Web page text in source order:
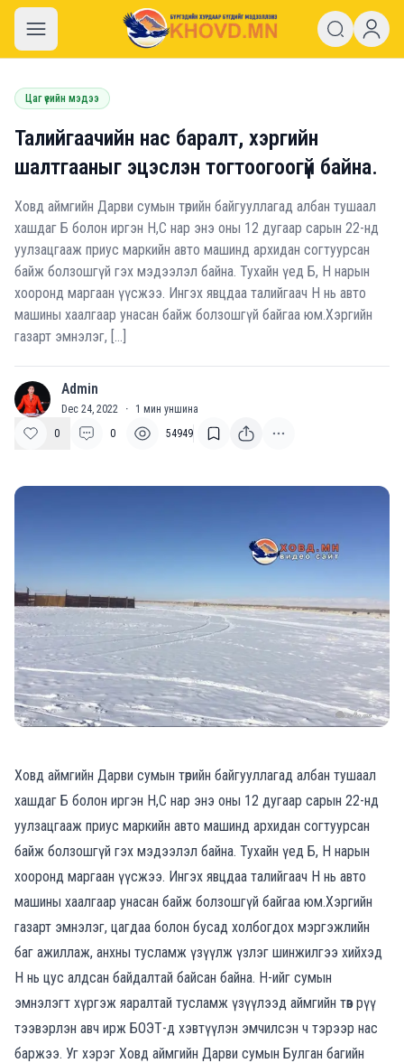
khovd.mn
Цаг үеийн мэдээ
Талийгаачийн нас баралт, хэргийн
шалтгааныг эцэслэн тогтоогоогүй байна.
Ховд аймгийн Дарви сумын төрийн байгууллагад албан тушаал
хашдаг Б болон иргэн Н,С нар энэ оны 12 дугаар сарын 22-нд
уулзацгааж приус маркийн авто машинд архидан согтуурсан
байж болзошгүй гэх мэдээлэл байна. Тухайн үед Б, Н нарын
хооронд маргаан үүсжээ. Ингэх явцдаа талийгаач Н нь авто
машины хаалгаар унасан байж болзошгүй байгаа юм.Хэргийн
газарт эмнэлэг, […]
A Admin
Dec 24, 2022 · 1 мин уншина
0
0 54949
Ховд аймгийн Дарви сумын төрийн байгууллагад албан тушаал
хашдаг Б болон иргэн Н,С нар энэ оны 12 дугаар сарын 22-нд
уулзацгааж приус маркийн авто машинд архидан согтуурсан
байж болзошгүй гэх мэдээлэл байна. Тухайн үед Б, Н нарын
хооронд маргаан үүсжээ. Ингэх явцдаа талийгаач Н нь авто
машины хаалгаар унасан байж болзошгүй байгаа юм.Хэргийн
газарт эмнэлэг, цагдаа болон бусад холбогдох мэргэжлийн
баг ажиллаж, анхны тусламж үзүүлж үзлэг шинжилгээ хийхэд
Н нь цус алдсан байдалтай байсан байна. Н-ийг сумын
эмнэлэгт хүргэж яаралтай тусламж үзүүлээд аймгийн төв рүү
тээвэрлэн авч ирж БОЭТ-д хэвтүүлэн эмчилсэн ч тэрээр нас
баржээ. Уг хэрэг Ховд аймгийн Дарви сумын Булган багийн